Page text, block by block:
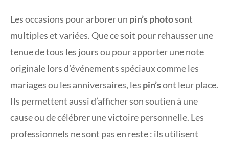
Les occasions pour arborer un pin’s photosont
multiples et variées. Que ce soit pour rehausser une
tenue de tous les jours ou pour apporter une note
originale lors d’événements spéciaux comme les
mariages ou les anniversaires, les pin’sont leur place.
Ils permettent aussi d’afficher son soutien à une
cause ou de célébrer une victoire personnelle. Les
professionnels ne sont pas en reste : ils utilisent